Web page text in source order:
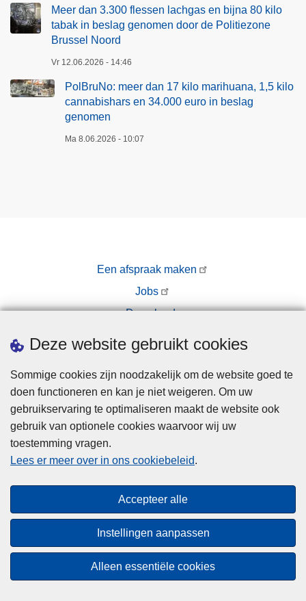
Deze website gebruikt cookies
Sommige cookies zijn noodzakelijk om de website goed te
doen functioneren en kan je niet weigeren. Om uw
gebruikservaring te optimaliseren maakt de website ook
gebruik van optionele cookies waarvoor wij uw
toestemming vragen.
Lees er meer over in ons cookiebeleid.
Accepteer alle
Instellingen aanpassen
Alleen essentiële cookies
Meer dan 3.300 flessen lachgas en bijna 80 kilo
tabak in beslag genomen door de Politiezone
Brussel Noord
Vr 12.06.2026 - 14:46
PolBruNo: meer dan 17 kilo marihuana, 1,5 kilo
cannabishars en 34.000 euro in beslag
genomen
Ma 8.06.2026 - 10:07
Een afspraak maken
Jobs
Downloads
Privacy
Cookies
Toegankelijkheid
© 2026 Politie.be